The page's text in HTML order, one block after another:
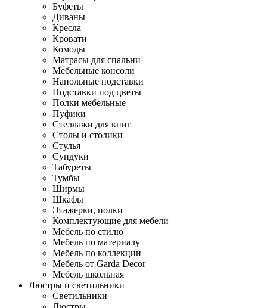
Буфеты
Диваны
Кресла
Кровати
Комоды
Матрасы для спальни
Мебельные консоли
Напольные подставки
Подставки под цветы
Полки мебельные
Пуфики
Стеллажи для книг
Столы и столики
Стулья
Сундуки
Табуреты
Тумбы
Ширмы
Шкафы
Этажерки, полки
Комплектующие для мебели
Мебель по стилю
Мебель по материалу
Мебель по коллекции
Мебель от Garda Decor
Мебель школьная
Люстры и светильники
Светильники